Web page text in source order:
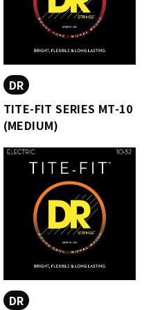
DR
TITE-FIT SERIES MT-10
(MEDIUM)
DR